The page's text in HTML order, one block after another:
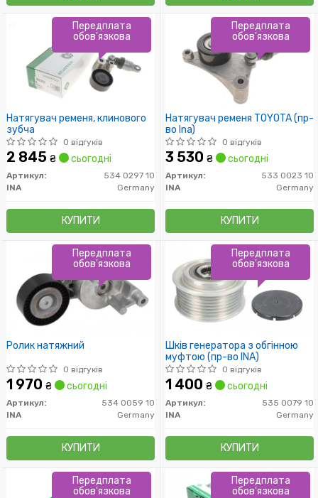
Натягувач ременя, клинового
зубча
0 відгуків
2 845 ₴ сьогодні
Артикул:
534 0297 10
INA
Germany
КУПИТИ
Передплата
обов'язкова
Натягувач ременя TOYOTA (пр-
во Ina)
0 відгуків
3 530 ₴ сьогодні
Артикул:
533 0023 10
INA
Germany
КУПИТИ
Передплата
обов'язкова
Ролик натяжний
0 відгуків
1 970 ₴ сьогодні
Артикул:
534 0059 10
INA
Germany
КУПИТИ
Передплата
обов'язкова
Шків генератора з обгінною
муфтою (пр-во INA)
0 відгуків
1 400 ₴ сьогодні
Артикул:
535 0079 10
INA
Germany
КУПИТИ
Передплата
обов'язкова
Передплата
обов'язкова
Передплата
обов'язкова